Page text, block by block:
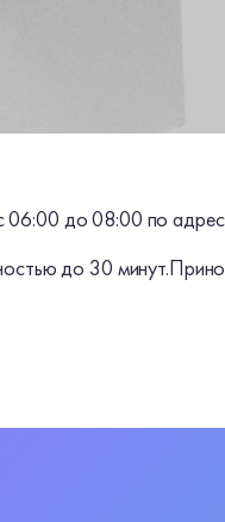
06:00 до 08:00 по
до 30 минут.